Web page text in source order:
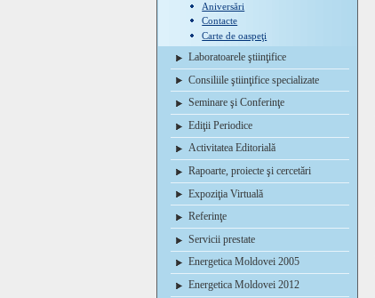
Aniversări
Contacte
Carte de oaspeţi
Laboratoarele ştiinţifice
Consiliile ştiinţifice specializate
Seminare şi Conferinţe
Ediţii Periodice
Activitatea Editorială
Rapoarte, proiecte şi cercetări
Expoziţia Virtuală
Referinţe
Servicii prestate
Energetica Moldovei 2005
Energetica Moldovei 2012